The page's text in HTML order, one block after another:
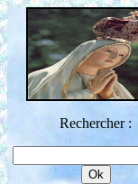
Rechercher :